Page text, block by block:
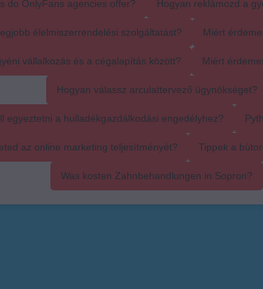
do OnlyFans agencies offer? Hogyan reklámozd a
élelmiszerrendelési szolgáltatást? Miért
vállalkozás és a cégalapítás között? Miért
Hogyan válassz arculattervező ügynökséget?
egyeztetni a hulladékgazdálkodási engedélyhez?
az online marketing teljesítményét? Tippek a
Was kosten Zahnbehandlungen in Sopron?